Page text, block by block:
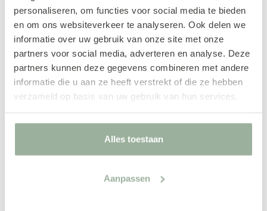
personaliseren, om functies voor social media te bieden
en om ons websiteverkeer te analyseren. Ook delen we
informatie over uw gebruik van onze site met onze
partners voor social media, adverteren en analyse. Deze
partners kunnen deze gegevens combineren met andere
informatie die u aan ze heeft verstrekt of die ze hebben
verzameld op basis van uw gebruik van hun services.
Alles toestaan
Aanpassen
Andere van